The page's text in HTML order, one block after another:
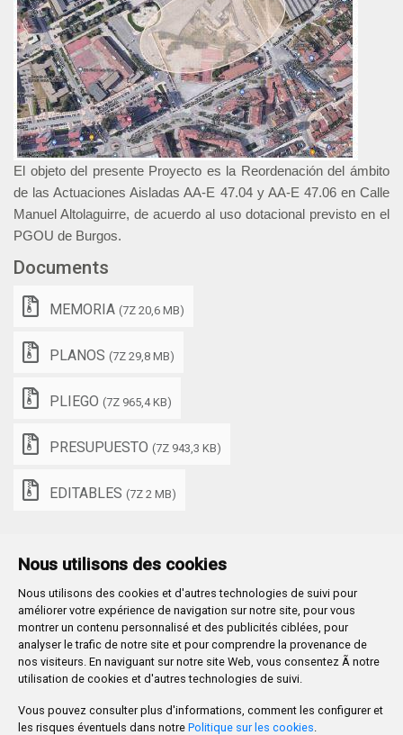
Nous utilisons des cookies
Nous utilisons des cookies et d'autres technologies de suivi pour
améliorer votre expérience de navigation sur notre site, pour vous
montrer un contenu personnalisé et des publicités ciblées, pour
analyser le trafic de notre site et pour comprendre la provenance de
nos visiteurs. En naviguant sur notre site Web, vous consentez Ã notre
utilisation de cookies et d'autres technologies de suivi.
Vous pouvez consulter plus d'informations, comment les configurer et
les risques éventuels dans notre Politique sur les cookies.
El objeto del presente Proyecto es la Reordenación del ámbito
de las Actuaciones Aisladas AA-E 47.04 y AA-E 47.06 en Calle
Manuel Altolaguirre, de acuerdo al uso dotacional previsto en el
PGOU de Burgos.
Documents
MEMORIA (7Z 20,6 MB)
PLANOS (7Z 29,8 MB)
PLIEGO (7Z 965,4 KB)
PRESUPUESTO (7Z 943,3 KB)
EDITABLES (7Z 2 MB)
Plaza Mayor 1- 09071BURGOS
947 288 800 CIF: P-0906100-C
CONTACTO | AVISOS, QUEJAS Y SUGERENCIAS
CANAL DE DENUNCIAS
MAPA WEB
AVISO LEGAL
PROMUEVE BURGOS